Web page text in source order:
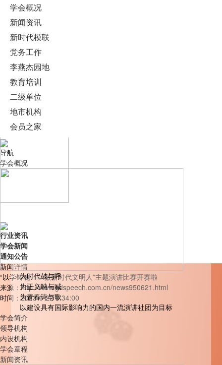
学会概况
新闻资讯
新时代模联
党务工作
李燕杰园地
教育培训
二级单位
地市机构
会员之家
导航
学会概况
为时代鼓与呼
为正义呐与喊
为青春诗与歌
以建设具有国际影响力的国内一流演讲社团为目标
学会简介
领导机构
内设机构
学会章程
新闻资讯
行业资讯
学会新闻
通知公告
新闻详情
“以学铸魂——做新时代文明人”主题演讲比赛开赛啦
来源：http://www.gdspeech.com.cn/news950621.html
时间：2023-6-22 9:34:00